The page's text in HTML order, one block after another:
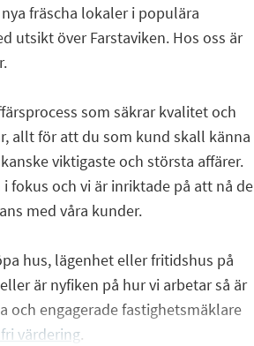
fräscha lokaler i populära
utsikt över Farstaviken. Hos oss är
som säkrar kvalitet och
allt för att du som kund skall känna
viktigaste och största affärer.
fokus och vi är inriktade på att nå de
med våra kunder.
hus, lägenhet eller fritidshus på
är nyfiken på hur vi arbetar så är
och engagerade fastighetsmäklare
värdering.